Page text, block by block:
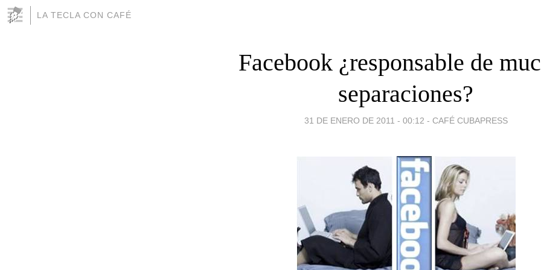
LA TECLA CON CAFÉ
Facebook ¿responsable de
separaciones?
31 DE ENERO DE 2011 - 00:12 - CAFÉ CUBAPRESS